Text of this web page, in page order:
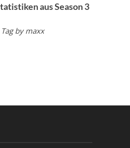
aus Season 3
bymaxx